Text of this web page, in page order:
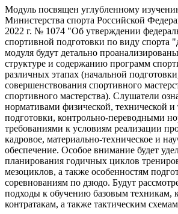
Модуль посвящен углубленному
Министерства спорта Российской
2022 г. № 1074 "Об утверждении
спортивной подготовки по виду спорта
модуля будут детально
структуре и содержанию программ
различных этапах (начальной
совершенствования спортивного
спортивного мастерства). Слушатели
нормативами физической, технической и
подготовки, контрольно-переводными
требованиями к условиям реализации
кадровое, материально-техническое и
обеспечение. Особое внимание будет
планирования годичных циклов
мезоциклов, а также особенностям
соревнованиям по дзюдо. Будут
подходы к обучению базовым техникам,
контратакам, а также тактическим